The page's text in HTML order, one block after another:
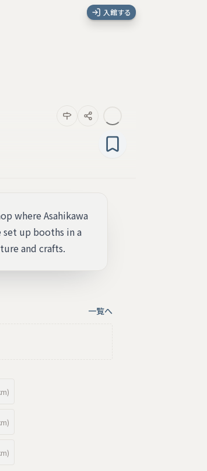
入館する
where Asahikawa
set up booths in a
and crafts.
一覧へ
)
)
)